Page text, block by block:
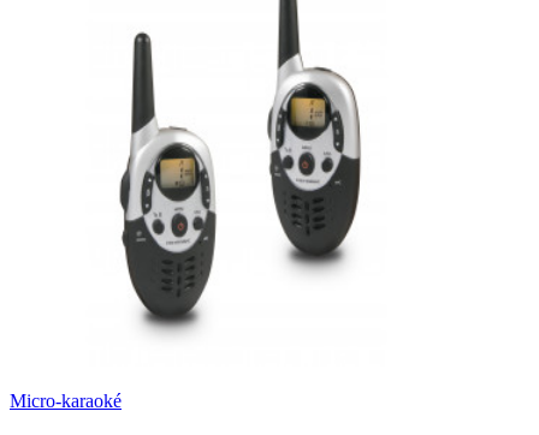
Micro-karaoké